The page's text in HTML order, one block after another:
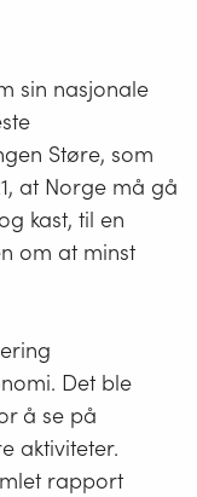
for skader og
På den måten
en trepall som
for
omdannes til
et
som kan
Dette blir ofte
sin nasjonale
Støre, som
at Norge må gå
kast, til en
om at minst
Det ble
å se på
aktiviteter.
rapport